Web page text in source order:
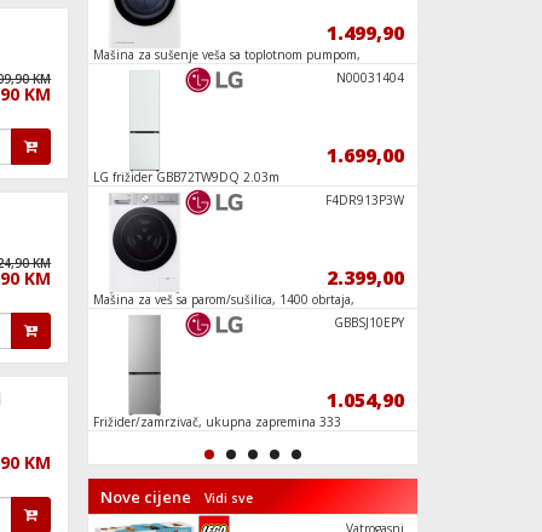
KM
KM
KM
KM
KM
Kreacije v
129,90
169,90
Policijska
Mašina za sušenje veša sa toplotnom pumpom,
8kg, D
1.499,90
LG frižider GBB72TW9DQ 2.03m
N00031404
1.699,00
Mašina za veš sa parom/sušilica, 1400 obrtaja,
13/7 kg, D
F4DR913P3W
2.399,00
Frižider/zamrzivač, ukupna zapremina 333
GBBSJ10EPY
1.054,90
Nove cijene Vidi sve
Vatrogasni